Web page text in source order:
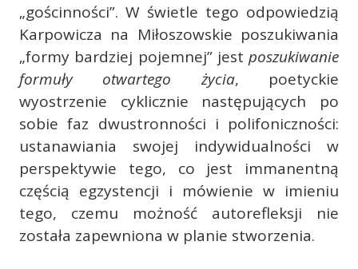
„gościnności”. W świetle tego odpowiedzią
Karpowicza na Miłoszowskie poszukiwania
„formy bardziej pojemnej” jest poszukiwanie
formuły otwartego życia, poetyckie
wyostrzenie cyklicznie następujących po
sobie faz dwustronności i polifoniczności:
ustanawiania swojej indywidualności w
perspektywie tego, co jest immanentną
częścią egzystencji i mówienie w imieniu
tego, czemu możność autorefleksji nie
została zapewniona w planie stworzenia.